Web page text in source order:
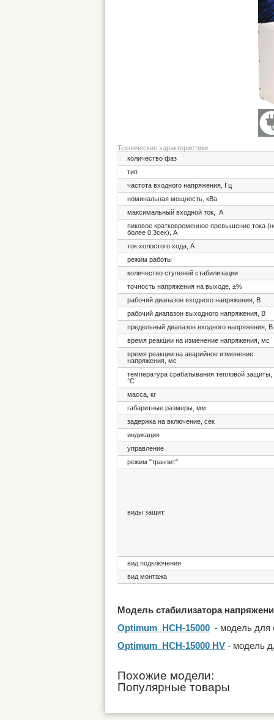
Технические характеристики
количество фаз
тип
частота входного напряжения, Гц
номинальная мощность, кВа
максимальный входной ток, А
пиковое кратковременное превышение тока
более 0,3сек), А
ток холостого хода, А
режим работы
количество ступеней стабилизации
точность напряжения на выходе, ±%
рабочий диапазон входного напряжения, В
рабочий диапазон выходного напряжения, В
предельный диапазон входного напряжения, В
время реакции на изменение напряжения, мс
время реакции на аварийное изменение
напряжения, мс
температура срабатывания тепловой защиты,
°C
масса, кг
габаритные размеры, мм
задержка на включение, сек
индикация
управление
режим "транзит"
виды защит:
вид подключения
вид монтажа
Модель стабилизатора
Optimum НСН-15000 - модель для
Optimum НСН-15000 HV - модель
Похожие модели:
Популярные товары